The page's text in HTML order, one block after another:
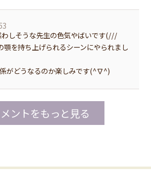
わしそうな先生の色気やばいです(///
を持ち上げられるシーンにやられまし
がどうなるのか楽しみです(^∇^)
ントをもっと見る